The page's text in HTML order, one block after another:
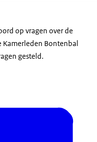
op vragen over de
Kamerleden Bontenbal
gesteld.